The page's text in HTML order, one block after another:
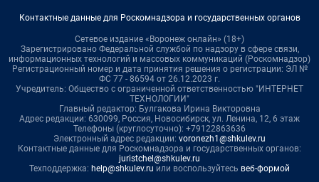
Контактные данные для Роскомнадзора и государственных органов
Сетевое издание «Воронеж онлайн» (18+)
Зарегистрировано Федеральной службой по надзору в сфере связи,
информационных технологий и массовых коммуникаций (Роскомнадзор)
Регистрационный номер и дата принятия решения о регистрации: ЭЛ №
ФС 77 - 86594 от 26.12.2023 г.
Учредитель: Общество с ограниченной ответственностью "ИНТЕРНЕТ
ТЕХНОЛОГИИ"
Главный редактор: Булгакова Ирина Викторовна
Адрес редакции: 630099, Россия, Новосибирск, ул. Ленина, 12, 6 этаж
Телефоны (круглосуточно): +79122863636
Электронный адрес редакции: voronezh1@shkulev.ru
Контактные данные для Роскомнадзора и государственных органов:
juristchel@shkulev.ru
Техподдержка: help@shkulev.ru или воспользуйтесь веб-формой